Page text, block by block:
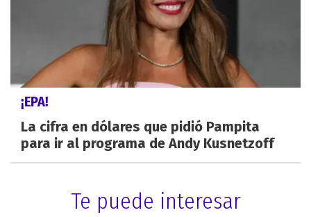
¡EPA!
La cifra en dólares que pidió Pampita
para ir al programa de Andy Kusnetzoff
Te puede interesar